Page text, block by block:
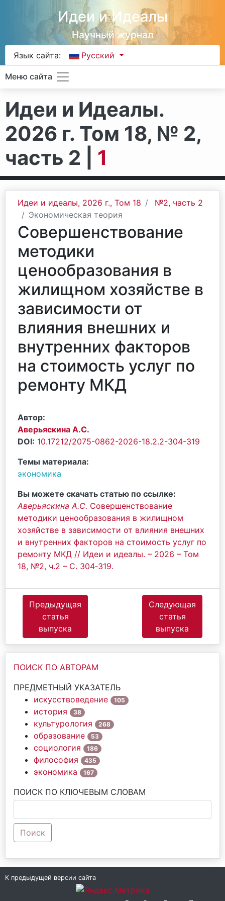
Идеи и Идеалы
Научный журнал
Язык сайта: Русский
Меню сайта
Идеи и Идеалы.
2026 г. Том 18, № 2,
часть 2 | 1
Идеи и идеалы, 2026 г., Том 18
№2, часть 2
Экономическая теория
Совершенствование
методики
ценообразования в
жилищном хозяйстве в
зависимости от
влияния внешних и
внутренних факторов
на стоимость услуг по
ремонту МКД
Автор:
Аверьяскина А.С.
DOI: 10.17212/2075-0862-2026-18.2.2-304-319
Темы материала:
экономика
Вы можете скачать статью по ссылке:
Аверьяскина А.С. Совершенствование
методики ценообразования в жилищном
хозяйстве в зависимости от влияния внешних
и внутренних факторов на стоимость услуг по
ремонту МКД // Идеи и идеалы. – 2026 – Том
18, №2, ч.2 – С. 304‐319.
Предыдущая
статья
выпуска
Следующая
статья
выпуска
ПОИСК ПО АВТОРАМ
ПРЕДМЕТНЫЙ УКАЗАТЕЛЬ
искусствоведение
105
история 38
культурология 268
образование 53
социология 186
философия 435
экономика 167
ПОИСК ПО КЛЮЧЕВЫМ СЛОВАМ
Поиск
К предыдущей версии сайта